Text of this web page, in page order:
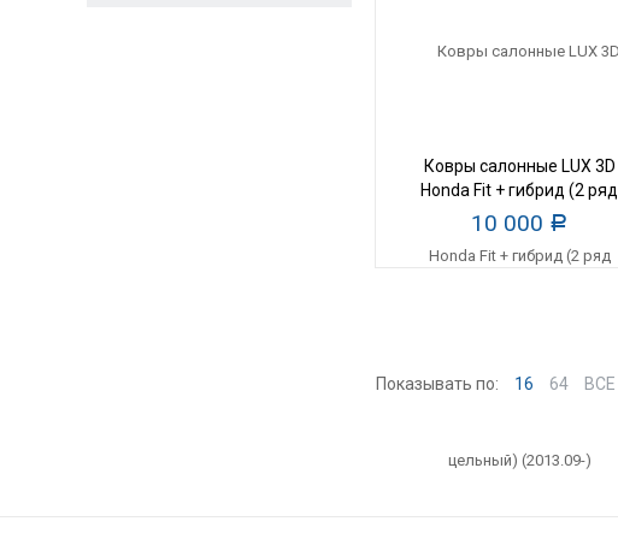
Ковры салонные LUX 3D
Honda Fit + гибрид (2 ряд
цельный) (2013.09-)
10 000 Р
Показывать по: 16 64 ВСЕ